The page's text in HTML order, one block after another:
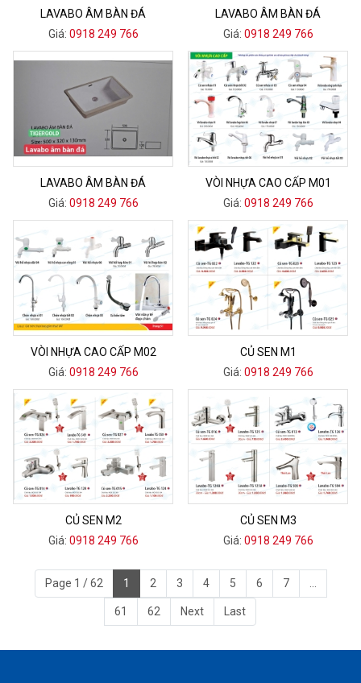
LAVABO ÂM BÀN ĐÁ
Giá: 0918 249 766
LAVABO ÂM BÀN ĐÁ
Giá: 0918 249 766
LAVABO ÂM BÀN ĐÁ
Giá: 0918 249 766
VÒI NHỰA CAO CẤP M01
Giá: 0918 249 766
VÒI NHỰA CAO CẤP M02
Giá: 0918 249 766
CỦ SEN M1
Giá: 0918 249 766
CỦ SEN M2
Giá: 0918 249 766
CỦ SEN M3
Giá: 0918 249 766
Page 1 / 62 1 2 3 4 5 6 7 ...
61 62 Next Last